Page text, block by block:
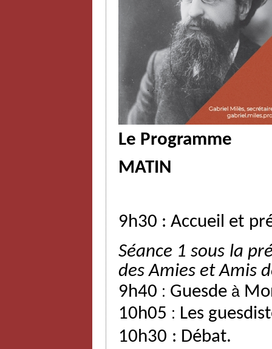
Le Programme
MATIN
9h30 : Accueil et
Séance 1 sous la
des Amies et Amis
9h40 : Guesde à
10h05 : Les
10h30 : Débat.